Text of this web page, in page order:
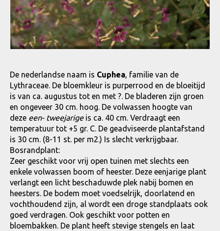
De nederlandse naam is Cuphea, familie van de
Lythraceae. De bloemkleur is purperrood en de bloeitijd
is van ca. augustus tot en met ?. De bladeren zijn groen
en ongeveer 30 cm. hoog. De volwassen hoogte van
deze een- tweejarigeis ca. 40 cm. Verdraagt een
temperatuur tot +5 gr. C. De geadviseerde plantafstand
is 30 cm. (8-11 st. per m2.) Is slecht verkrijgbaar.
Bosrandplant:
Zeer geschikt voor vrij open tuinen met slechts een
enkele volwassen boom of heester. Deze eenjarige plant
verlangt een licht beschaduwde plek nabij bomen en
heesters. De bodem moet voedselrijk, doorlatend en
vochthoudend zijn, al wordt een droge standplaats ook
goed verdragen. Ook geschikt voor potten en
bloembakken. De plant heeft stevige stengels en laat